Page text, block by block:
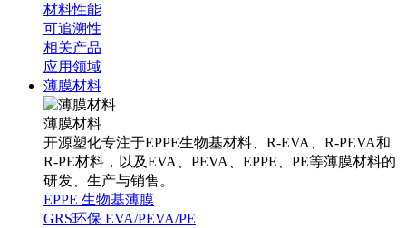
材料性能
可追溯性
相关产品
应用领域
薄膜材料
薄膜材料
开源塑化专注于EPPE生物基材料、R-EVA、R-PEVA和
R-PE材料，以及EVA、PEVA、EPPE、PE等薄膜材料的
研发、生产与销售。
EPPE 生物基薄膜
GRS环保 EVA/PEVA/PE